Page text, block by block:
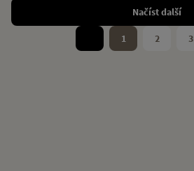
Načíst další
1 2 3